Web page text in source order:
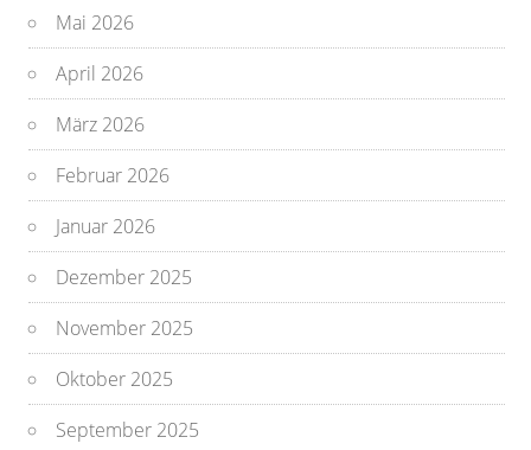
Mai 2026
April 2026
März 2026
Februar 2026
Januar 2026
Dezember 2025
November 2025
Oktober 2025
September 2025